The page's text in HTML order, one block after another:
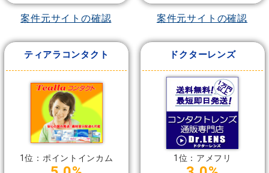
案件元サイトの確認 案件元サイトの確認
ティアラコンタクト
1位：ポイントインカム
ドクターレンズ
1位：アメフリ